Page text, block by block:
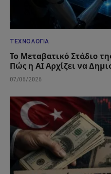
ΤΕΧΝΟΛΟΓΊΑ
Το Μεταβατικό Στάδιο
Πώς η AI Αρχίζει να
07/06/2026